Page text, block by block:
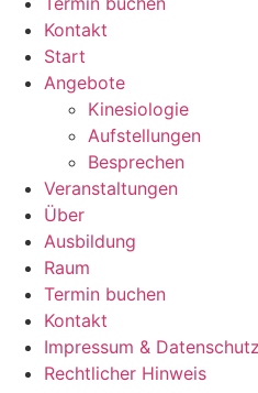
Kontakt
Start
Angebote
Kinesiologie
Aufstellungen
Besprechen
Veranstaltungen
Über
Ausbildung
Raum
Termin buchen
Kontakt
Impressum & Datenschutz
Rechtlicher Hinweis